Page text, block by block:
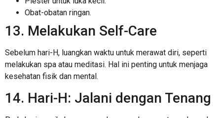
Obat-obatan ringan.
13. Melakukan Self-Care
Sebelum hari-H, luangkan waktu untuk merawat diri, seperti
melakukan spa atau meditasi. Hal ini penting untuk menjaga
kesehatan fisik dan mental.
14. Hari-H: Jalani dengan Tenang